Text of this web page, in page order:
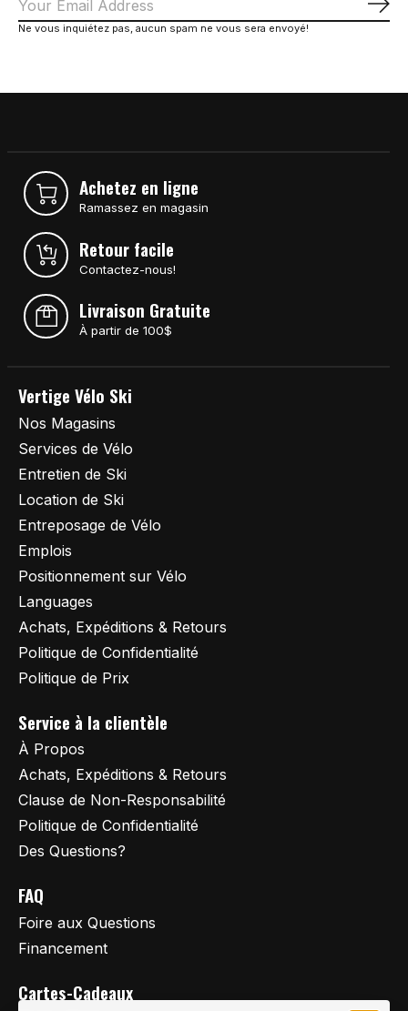
Ne vous inquiétez pas, aucun spam ne vous sera envoyé!
Achetez en ligne
Ramassez en magasin
Retour facile
Contactez-nous!
Livraison Gratuite
À partir de 100$
Vertige Vélo Ski
Nos Magasins
Services de Vélo
Entretien de Ski
Location de Ski
Entreposage de Vélo
Emplois
Positionnement sur Vélo
Languages
Achats, Expéditions & Retours
Politique de Confidentialité
Politique de Prix
Service à la clientèle
À Propos
Achats, Expéditions & Retours
Clause de Non-Responsabilité
Politique de Confidentialité
Des Questions?
FAQ
Foire aux Questions
Financement
Cartes-Cadeaux